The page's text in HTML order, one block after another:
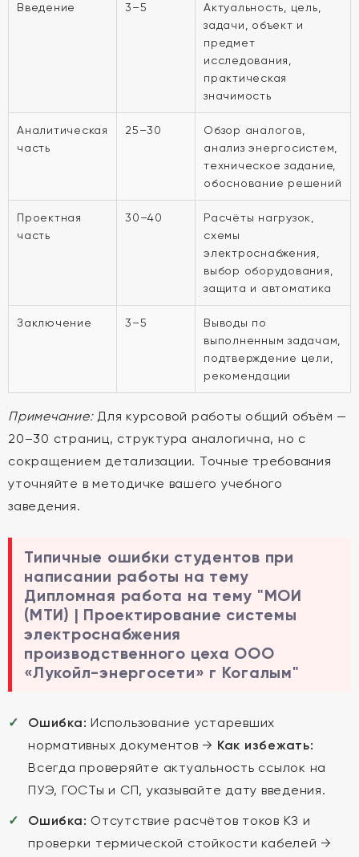
Введение 3–5
Актуальность, цель,
задачи, объект и
предмет
исследования,
практическая
значимость
Аналитическая
часть
25–30
Обзор аналогов,
анализ энергосистем,
техническое задание,
обоснование решений
Проектная
часть
30–40
Расчёты нагрузок,
схемы
электроснабжения,
выбор оборудования,
защита и автоматика
Заключение 3–5
Выводы по
выполненным задачам,
подтверждение цели,
рекомендации
Примечание:Для курсовой работы общий объём —
20–30 страниц, структура аналогична, но с
сокращением детализации. Точные требования
уточняйте в методичке вашего учебного
заведения.
Типичные ошибки студентов при
написании работы на тему
Дипломная работа на тему "МОИ
(МТИ) | Проектирование системы
электроснабжения
производственного цеха ООО
«Лукойл-энергосети» г Когалым"
Ошибка: Использование устаревших
нормативных документов → Как избежать:
Всегда проверяйте актуальность ссылок на
ПУЭ, ГОСТы и СП, указывайте дату введения.
Ошибка: Отсутствие расчётов токов КЗ и
проверки термической стойкости кабелей →